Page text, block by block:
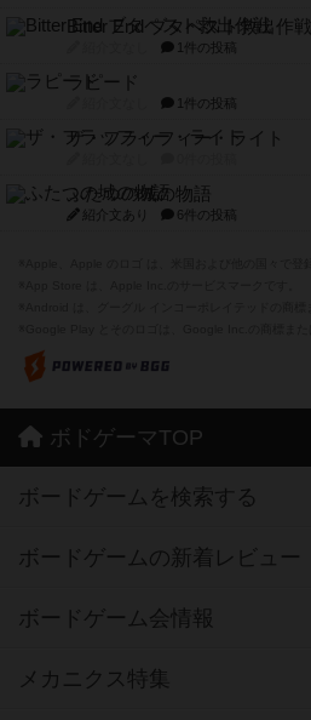
Bitter End ブタペスト救出作戦
1件の投稿
ラピード
1件の投稿
ザ・フラッフィー・ライト
ふたつの城の物語
紹介文あり 6件の投稿
ボドゲーマTOP
ボードゲームを検索する
ボードゲームの新着レビュー
ボードゲーム会情報
メカニクス特集